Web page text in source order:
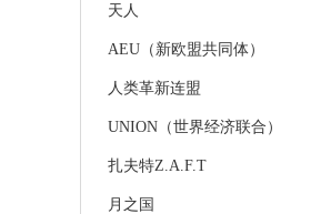
天人
AEU（新欧盟共同体）
人类革新连盟
UNION（世界经济联合）
扎夫特Z.A.F.T
月之国